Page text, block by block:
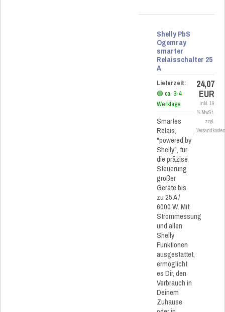
Shelly PbS
Ogemray
smarter
Relaisschalter 25
A
Lieferzeit:
🟢 ca. 3-4
Werktage
Smartes
Relais,
"powered by
Shelly", für
die präzise
Steuerung
großer
Geräte bis
zu 25 A /
6000 W. Mit
Strommessung
und allen
Shelly
Funktionen
ausgestattet,
ermöglicht
es Dir, den
Verbrauch in
Deinem
Zuhause
24,07
EUR
inkl. 19
% MwSt.
zzgl.
Versandkosten